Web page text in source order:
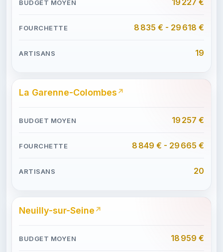
8 835 € - 29 618 €
19
La Garenne-Colombes
19 257 €
8 849 € - 29 665 €
20
Neuilly-sur-Seine
18 959 €